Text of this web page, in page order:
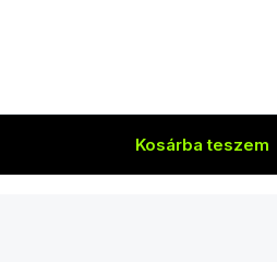
Kosárba teszem